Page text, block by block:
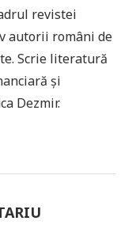
revistei
autorii români de
Scrie literatură
și
Dezmir.